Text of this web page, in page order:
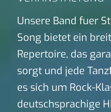
Unsere Band fuer
Song bietet ein
Repertoire, das
sorgt und jede
es sich um Rock-
deutschsprachige